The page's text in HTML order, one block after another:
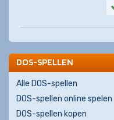
DOS-SPELLEN
Alle DOS-spellen
DOS-spellen online spelen
DOS-spellen kopen